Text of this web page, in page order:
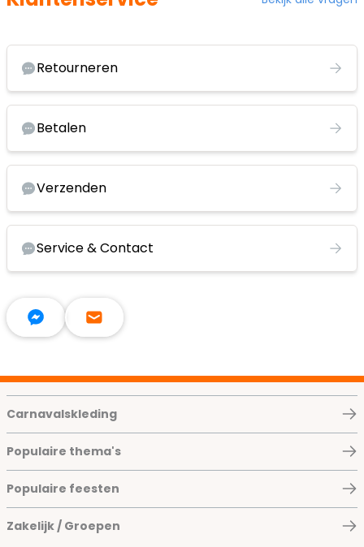
Retourneren
Betalen
Verzenden
Service & Contact
Carnavalskleding
Populaire thema's
Populaire feesten
Zakelijk / Groepen